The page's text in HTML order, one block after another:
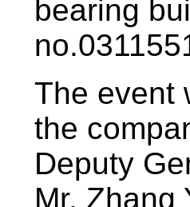
bearing
The event
the
Deputy
Mr. Zhang